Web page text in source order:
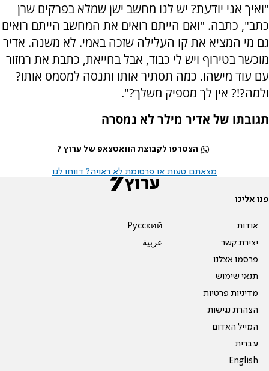
"ואיך אני יודעת? יש לנו מחשב ישן שמלא בפרקים שרן
כתב", כתבה. "ואם הייתם רואים את המחשב הייתם רואים
גם מי המציא את קו העלילה שזכה באמי. לא משנה. אדיר
מוכשר בטירוף ויש לי כבוד, אבל בחייאת, כתבת את רמזור
עם עוד מישהו. כמה תסתיר אותו ותנסה למסמס אותו?
ולמה?!? אין לך מספיק משלך?".
תגובתו של אדיר מילר לא נמסרה
הצטרפו לקבוצת הוואטצאפ של ערוץ 7
מצאתם טעות או פרסומת לא ראויה? דווחו לנו
פנו אלינו
אודות
יצירת קשר
פרסמו אצלנו
תנאי שימוש
מדיניות פרטיות
הצהרת נגישות
המייל האדום
עברית
English
Pусский
عربية